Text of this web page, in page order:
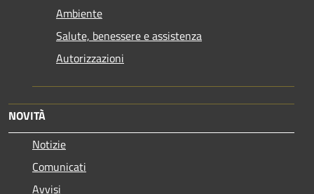
Ambiente
Salute, benessere e assistenza
Autorizzazioni
NOVITÀ
Notizie
Comunicati
Avvisi